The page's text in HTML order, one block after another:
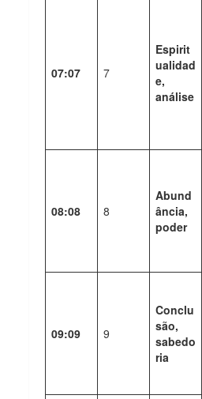
07:07 7
Espirit
ualidad
e,
análise
08:08 8
Abund
ância,
poder
09:09 9
Conclu
são,
sabedo
ria